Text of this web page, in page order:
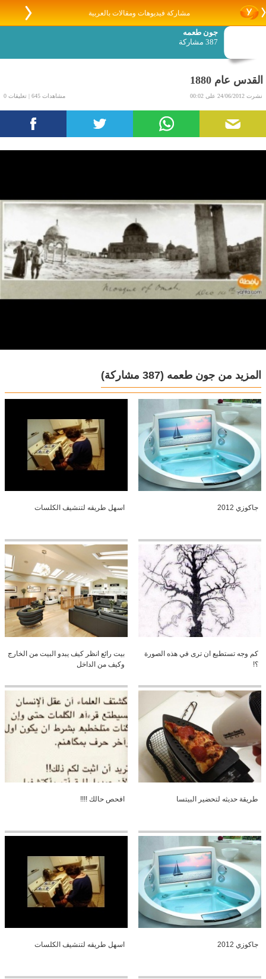
مشاركة فيديوهات ومقالات بالعربية
جون طعمه
387 مشاركة
القدس عام 1880
نشرت 24/06/2012 على 00:02 مشاهدات 645 | تعليقات 0
المزيد من جون طعمه (387 مشاركة)
جاكوزي 2012 اسهل طريقه لتنشيف الكلسات
كم وجه تستطيع ان ترى في هذه الصورة
؟!
بيت رائع انظر كيف يبدو البيت من الخارج
وكيف من الداخل
طريقة حديثه لتحضير البيتسا افحص حالك !!!!
جاكوزي 2012 اسهل طريقه لتنشيف الكلسات